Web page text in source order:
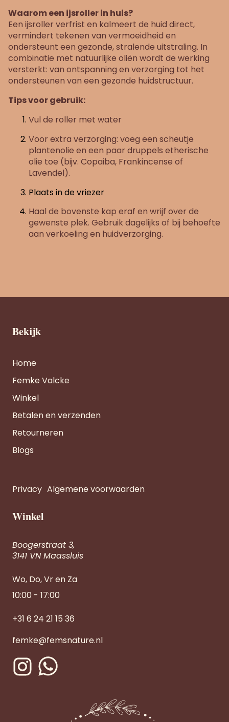
Waarom een ijsroller in huis?
Een ijsroller verfrist en kalmeert de huid direct,
vermindert tekenen van vermoeidheid en
ondersteunt een gezonde, stralende uitstraling. In
combinatie met natuurlijke oliën wordt de werking
versterkt: van ontspanning en verzorging tot het
ondersteunen van een gezonde huidstructuur.
Tips voor gebruik:
Vul de roller met water
Voor extra verzorging: voeg een scheutje
plantenolie en een paar druppels etherische
olie toe (bijv. Copaiba, Frankincense of
Lavendel).
Plaats in de vriezer
Haal de bovenste kap eraf en wrijf over de
gewenste plek. Gebruik dagelijks of bij behoefte
aan verkoeling en huidverzorging.
Bekijk
Home
Femke Valcke
Winkel
Betalen en verzenden
Retourneren
Blogs
Privacy Algemene voorwaarden
Winkel
Boogerstraat 3,
3141 VN Maassluis
Wo, Do, Vr en Za
10:00 - 17:00
+31 6 24 21 15 36
femke@femsnature.nl